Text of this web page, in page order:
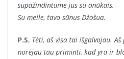
supažindintume jus su anūkais.
Su meile, tavo sūnus Džošua.
P.S. Tėti, aš visa tai išgalvojau. Aš
norėjau tau priminti, kad yra ir